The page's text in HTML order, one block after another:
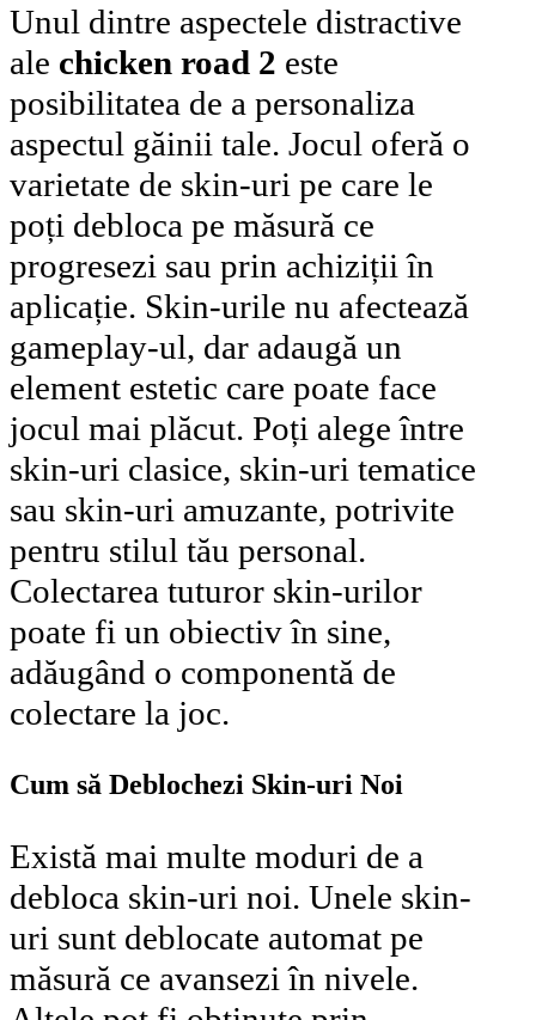
Unul dintre aspectele distractive
ale chicken road 2 este
posibilitatea de a personaliza
aspectul găinii tale. Jocul oferă o
varietate de skin-uri pe care le
poți debloca pe măsură ce
progresezi sau prin achiziții în
aplicație. Skin-urile nu afectează
gameplay-ul, dar adaugă un
element estetic care poate face
jocul mai plăcut. Poți alege între
skin-uri clasice, skin-uri tematice
sau skin-uri amuzante, potrivite
pentru stilul tău personal.
Colectarea tuturor skin-urilor
poate fi un obiectiv în sine,
adăugând o componentă de
colectare la joc.
Cum să Deblochezi Skin-uri Noi
Există mai multe moduri de a
debloca skin-uri noi. Unele skin-
uri sunt deblocate automat pe
măsură ce avansezi în nivele.